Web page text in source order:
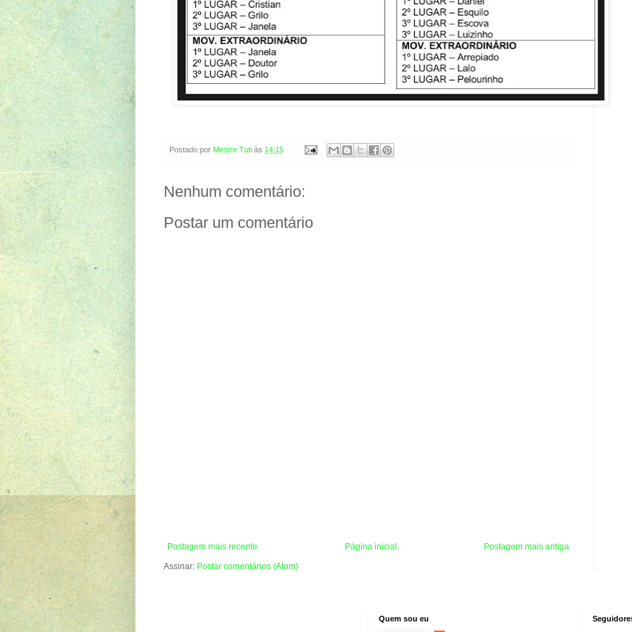
Postado por Mestre Tuti às 14:15
Nenhum comentário:
Postar um comentário
Postagem mais recente Postagem mais antiga
Página inicial
Assinar: Postar comentários (Atom)
Quem sou eu